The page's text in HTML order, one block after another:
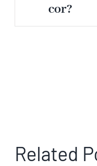
cor?
Related